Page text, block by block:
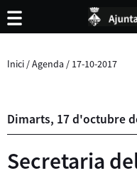
Inici /Agenda / 17-10-2017
Dimarts, 17d'octubre
Secretaria